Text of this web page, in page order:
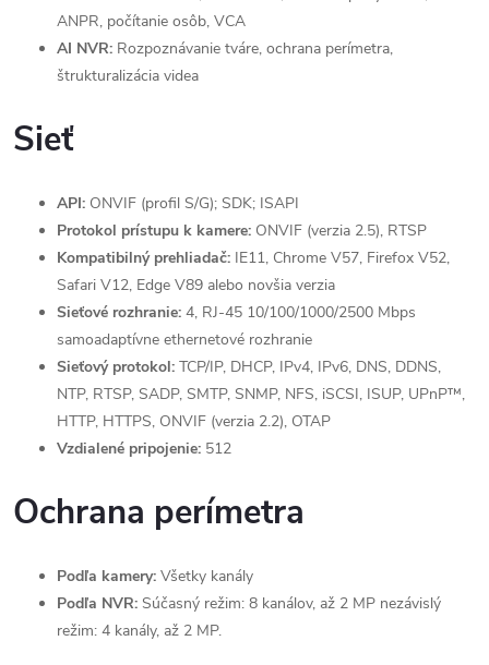
ANPR, počítanie osôb, VCA
AI NVR: Rozpoznávanie tváre, ochrana perímetra,
štrukturalizácia videa
Sieť
API: ONVIF (profil S/G); SDK; ISAPI
Protokol prístupu k kamere: ONVIF (verzia 2.5), RTSP
Kompatibilný prehliadač: IE11, Chrome V57, Firefox V52,
Safari V12, Edge V89 alebo novšia verzia
Sieťové rozhranie: 4, RJ-45 10/100/1000/2500 Mbps
samoadaptívne ethernetové rozhranie
Sieťový protokol: TCP/IP, DHCP, IPv4, IPv6, DNS, DDNS,
NTP, RTSP, SADP, SMTP, SNMP, NFS, iSCSI, ISUP, UPnP™,
HTTP, HTTPS, ONVIF (verzia 2.2), OTAP
Vzdialené pripojenie: 512
Ochrana perímetra
Podľa kamery: Všetky kanály
Podľa NVR: Súčasný režim: 8 kanálov, až 2 MP nezávislý
režim: 4 kanály, až 2 MP.